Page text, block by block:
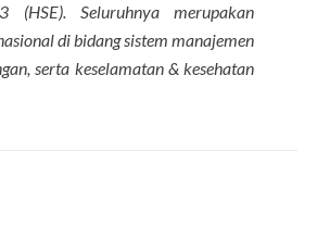
(HSE). Seluruhnya merupakan
di bidang sistem manajemen
serta keselamatan & kesehatan